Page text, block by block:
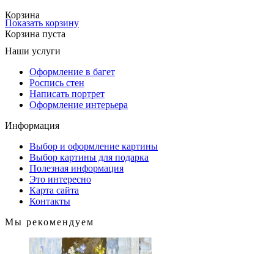
Корзина
Показать корзину
Корзина пуста
Наши услуги
Оформление в багет
Роспись стен
Написать портрет
Оформление интерьера
Информация
Выбор и оформление картины
Выбор картины для подарка
Полезная информация
Это интересно
Карта сайта
Контакты
Мы рекомендуем